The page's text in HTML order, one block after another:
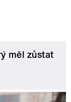
měl zůstat